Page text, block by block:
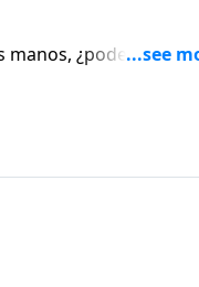
manos, ¿podemos ser
más poderoso